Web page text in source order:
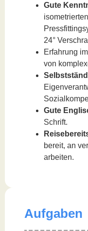
Gute
24°
Erfahrung im
von
Gute
Schrift.
bereit, an
arbeiten.
Aufgaben